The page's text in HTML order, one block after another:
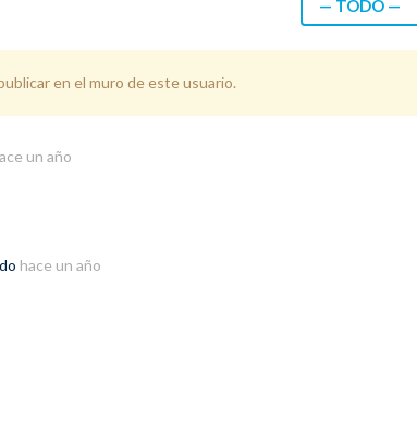
— TODO —
en el muro de este usuario.
un año
hace un año